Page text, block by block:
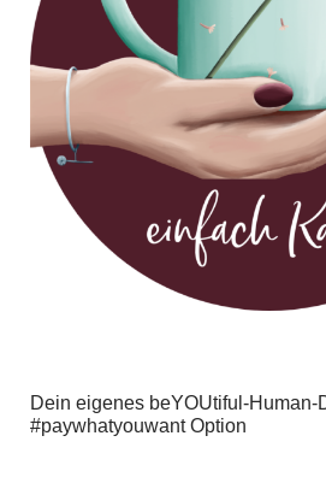
Dein eigenes beYOUtiful-
#paywhatyouwant Option